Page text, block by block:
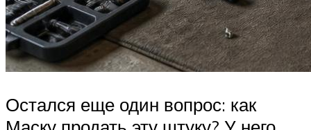
Остался еще один вопрос: как